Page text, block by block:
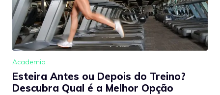
Academia
Esteira Antes ou Depois do Treino?
Descubra Qual é a Melhor Opção